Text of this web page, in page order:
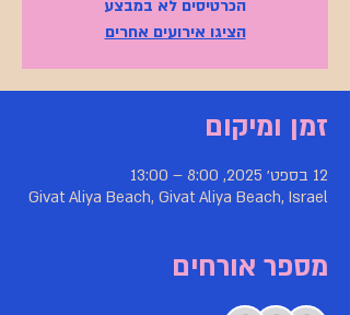
הכרטיסים לא במבצע
הציגו אירועים אחרים
זמן ומיקום
12 בספט׳ 2025, 8:00 – 13:00
Givat Aliya Beach, Givat Aliya Beach, Israel
מספר אורחים